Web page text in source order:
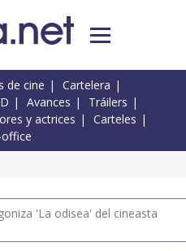
de cine
Cartelera
Avances
Tráilers
y actrices
Carteles
'La odisea' del cineasta